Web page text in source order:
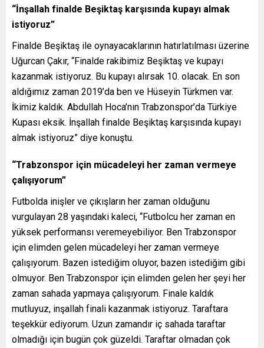
“İnşallah finalde Beşiktaş karşısında kupayı almak
istiyoruz”
Finalde Beşiktaş ile oynayacaklarının hatırlatılması üzerine
Uğurcan Çakır, “Finalde rakibimiz Beşiktaş ve kupayı
kazanmak istiyoruz. Bu kupayı alırsak 10. olacak. En son
aldığımız zaman 2019’da ben ve Hüseyin Türkmen var.
İkimiz kaldık. Abdullah Hoca’nın Trabzonspor’da Türkiye
Kupası eksik. İnşallah finalde Beşiktaş karşısında kupayı
almak istiyoruz” diye konuştu.
“Trabzonspor için mücadeleyi her zaman vermeye
çalışıyorum”
Futbolda inişler ve çıkışların her zaman olduğunu
vurgulayan 28 yaşındaki kaleci, “Futbolcu her zaman en
yüksek performansı veremeyebiliyor. Ben Trabzonspor
için elimden gelen mücadeleyi her zaman vermeye
çalışıyorum. Bazen istediğim oluyor, bazen istediğim gibi
olmuyor. Ben Trabzonspor için elimden gelen her şeyi her
zaman sahada yapmaya çalışıyorum. Finale kaldık
mutluyuz, inşallah finali kazanmak istiyoruz. Taraftara
teşekkür ediyorum. Uzun zamandır iç sahada taraftar
olmadığı için bugün çok güzeldi. Taraftar olmadan çok